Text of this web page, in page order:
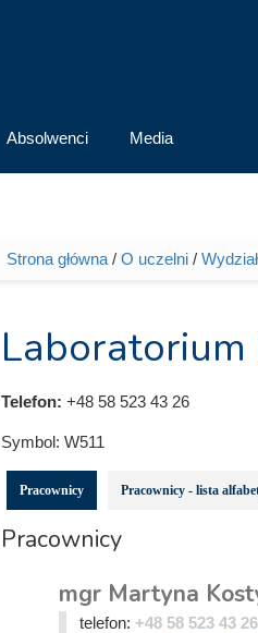
Absolwenci Media
Jesteś tutaj
Strona główna/ O uczelni/
Laboratorium
Telefon: +48 58 523 43 26
Symbol: W511
Pracownicy Pracownicy - lista
Pracownicy
mgr Martyna
telefon: +48 58 523 43 26